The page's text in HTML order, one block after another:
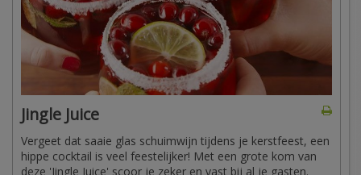
Jingle Juice
Vergeet dat saaie glas schuimwijn tijdens je kerstfeest, een
hippe cocktail is veel feestelijker! Met een grote kom van
deze 'Jingle Juice' scoor je zeker en vast bij al je gasten.